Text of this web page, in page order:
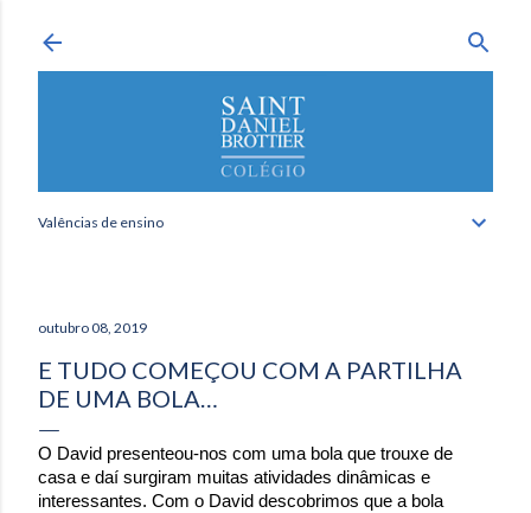
Valências de ensino
outubro 08, 2019
E TUDO COMEÇOU COM A PARTILHA
DE UMA BOLA…
O David presenteou-nos com uma bola que trouxe de
casa e daí surgiram muitas atividades dinâmicas e
interessantes. Com o David descobrimos que a bola